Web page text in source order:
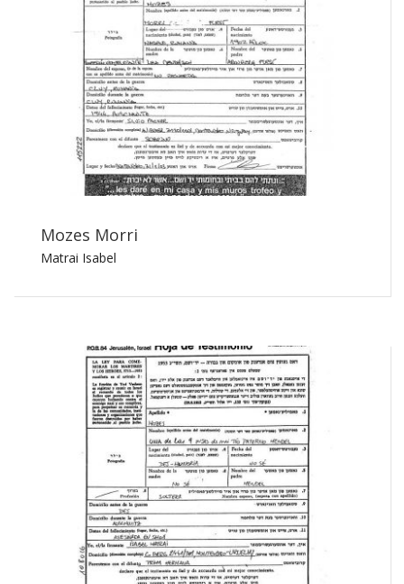
Mozes Morri
Matrai Isabel